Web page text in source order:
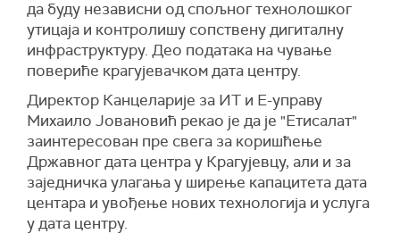
да буду независни од спољног технолошког
утицаја и контролишу сопствену дигиталну
инфраструктуру. Део података на чување
повериће крагујевачком дата центру.
Директор Канцеларије за ИТ и Е-управу
Михаило Јовановић рекао је да је "Етисалат"
заинтересован пре свега за коришћење
Државног дата центра у Крагујевцу, али и за
заједничка улагања у ширење капацитета дата
центара и увођење нових технологија и услуга
у дата центру.